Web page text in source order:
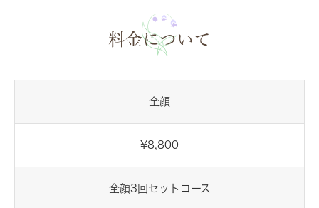
料金について
全顔
¥8,800
全顔3回セットコース